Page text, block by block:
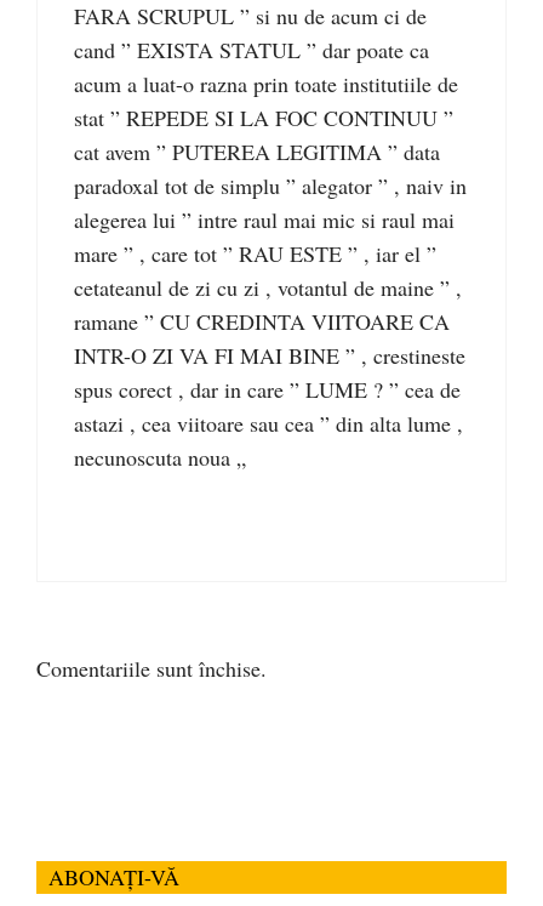
FARA SCRUPUL ” si nu de acum ci de
cand ” EXISTA STATUL ” dar poate ca
acum a luat-o razna prin toate institutiile de
stat ” REPEDE SI LA FOC CONTINUU ”
cat avem ” PUTEREA LEGITIMA ” data
paradoxal tot de simplu ” alegator ” , naiv in
alegerea lui ” intre raul mai mic si raul mai
mare ” , care tot ” RAU ESTE ” , iar el ”
cetateanul de zi cu zi , votantul de maine ” ,
ramane ” CU CREDINTA VIITOARE CA
INTR-O ZI VA FI MAI BINE ” , crestineste
spus corect , dar in care ” LUME ? ” cea de
astazi , cea viitoare sau cea ” din alta lume ,
necunoscuta noua „
Comentariile sunt închise.
ABONAȚI-VĂ